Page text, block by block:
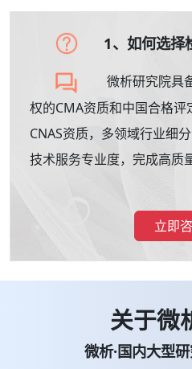
1、如何选择
微析研究院具
权的CMA资质和中国合格评
CNAS资质，多领域行业细
技术服务专业度，完成高质
立即
关于微
微析·国内大型